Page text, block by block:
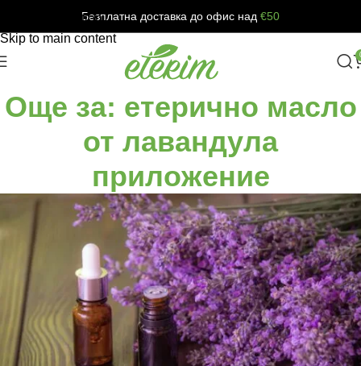
Skip to navigation
Skip to main content
Безплатна доставка до офис над €50
Още за: етерично масло
от лавандула
приложение